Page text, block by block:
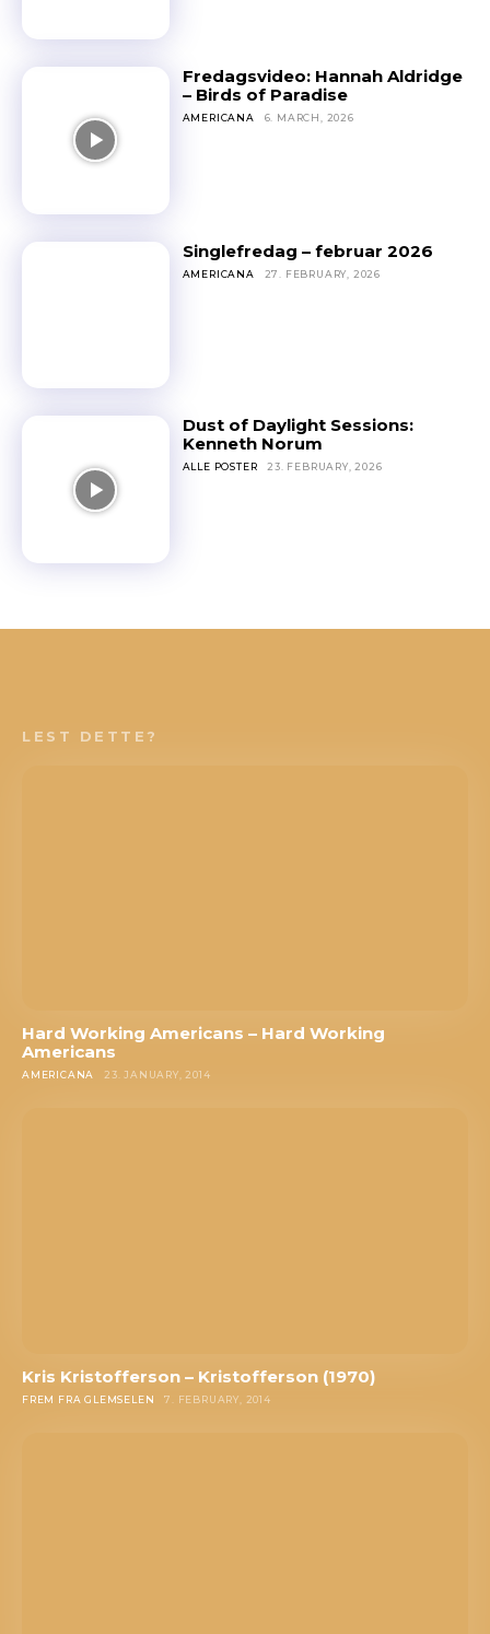
Fredagsvideo: Hannah Aldridge
– Birds of Paradise
AMERICANA 6. MARCH, 2026
Singlefredag – februar 2026
AMERICANA 27. FEBRUARY, 2026
Dust of Daylight Sessions:
Kenneth Norum
ALLE POSTER 23. FEBRUARY, 2026
LEST DETTE?
Hard Working Americans – Hard Working
Americans
AMERICANA 23. JANUARY, 2014
Kris Kristofferson – Kristofferson (1970)
FREM FRA GLEMSELEN 7. FEBRUARY, 2014